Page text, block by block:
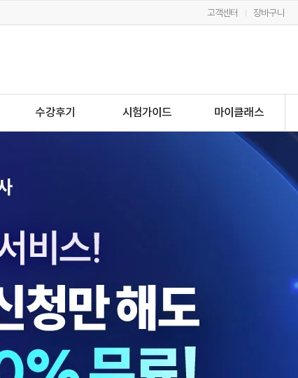
고객센터 장바구니
수강후기 시험가이드 마이클래스